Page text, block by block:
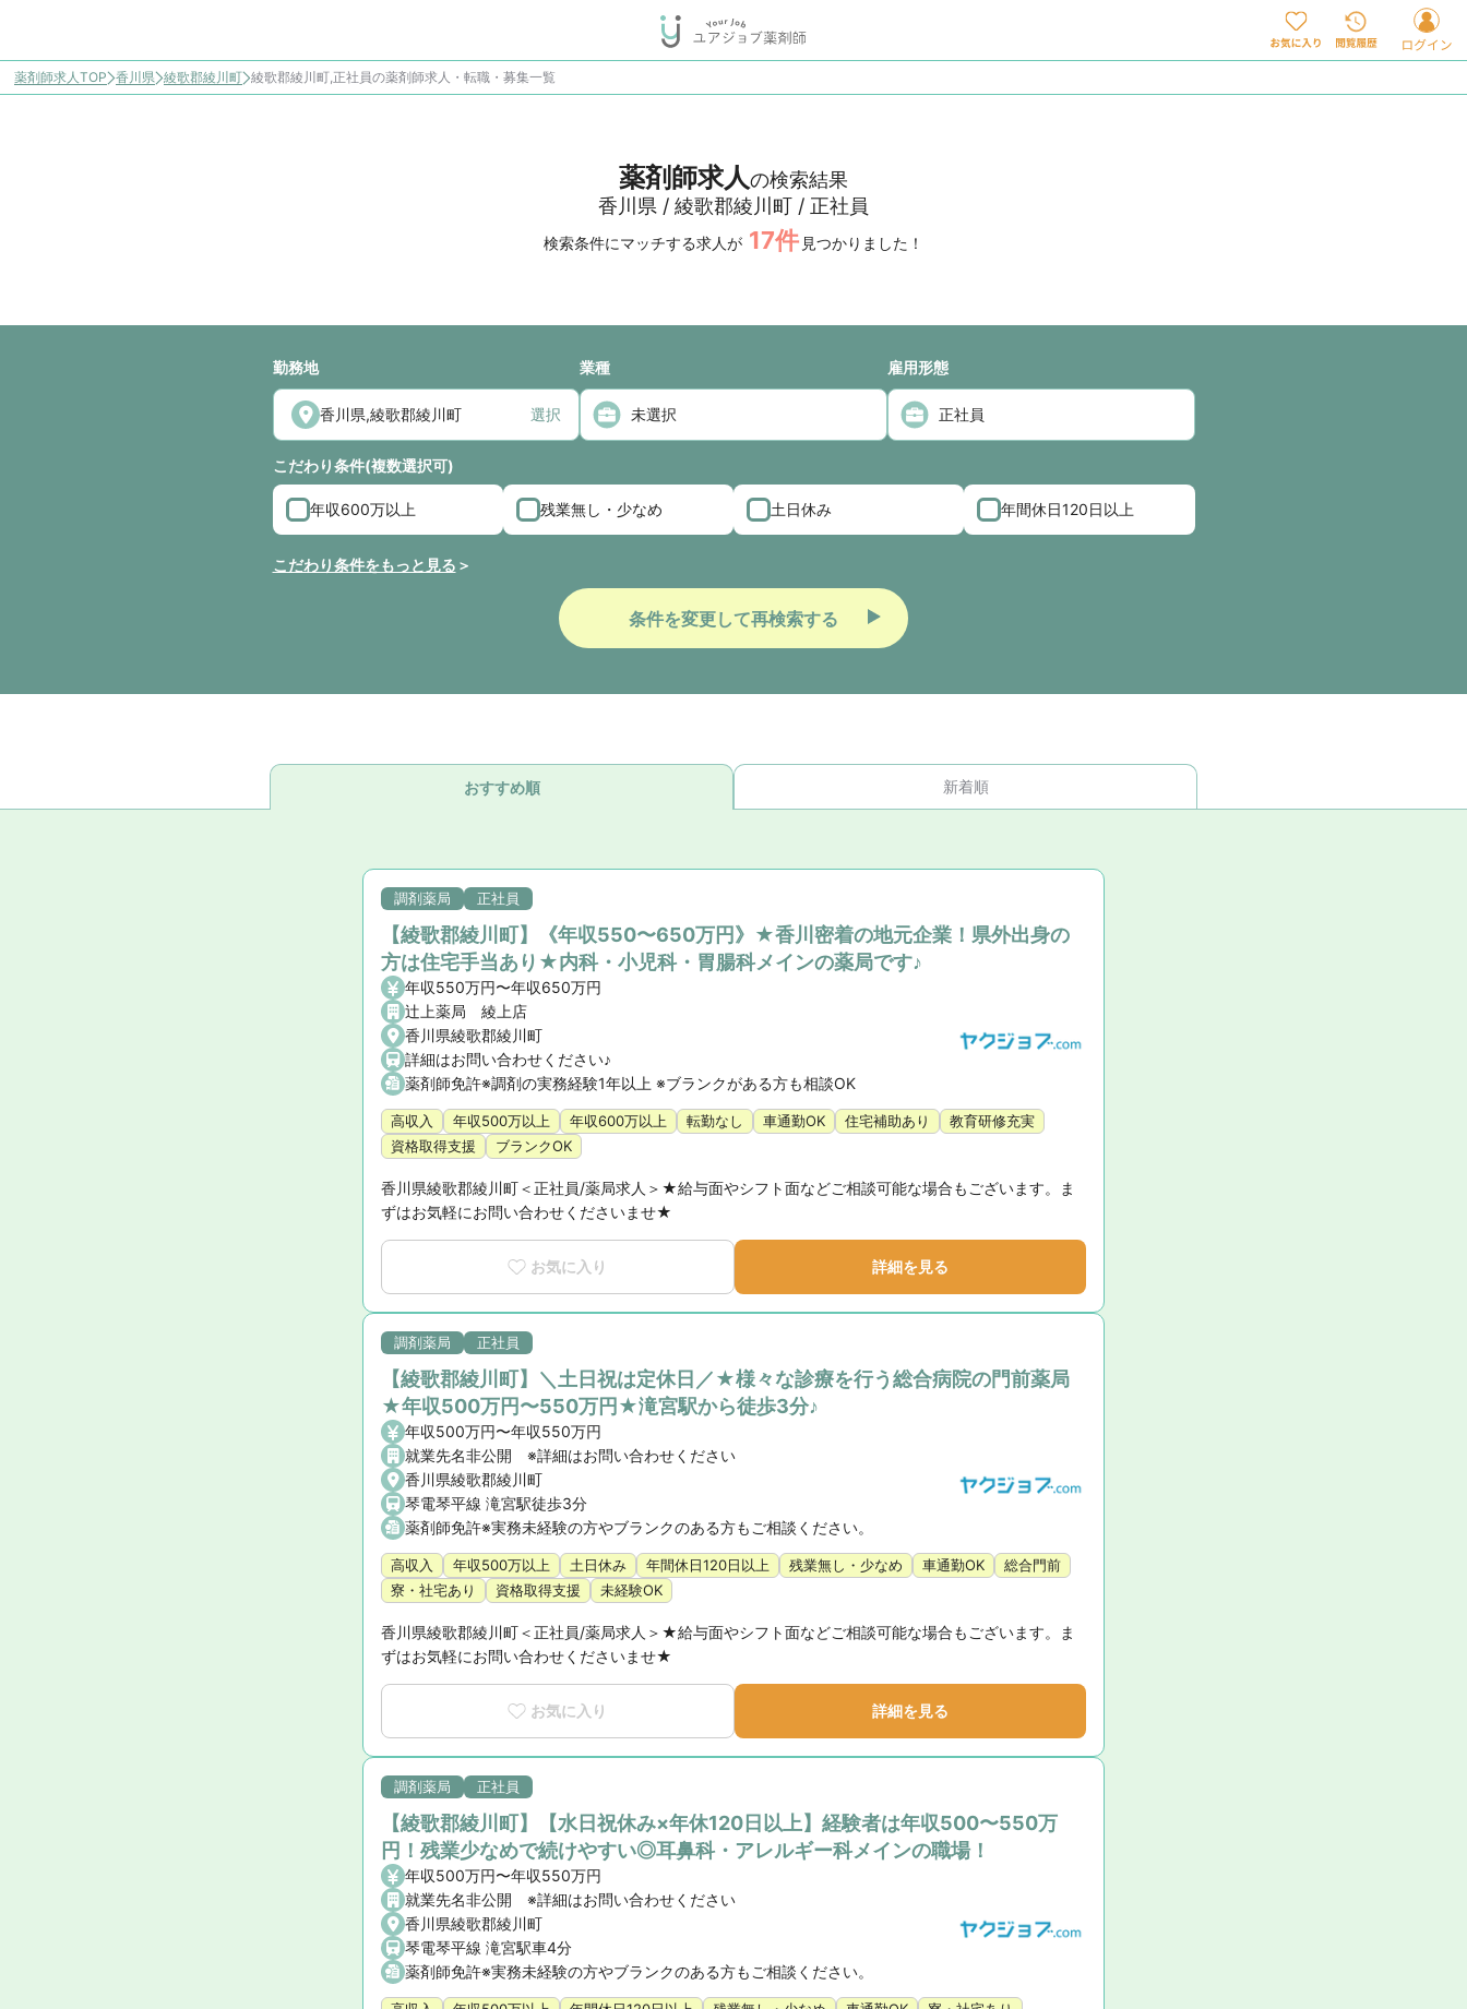
薬剤師求人TOP 香川県 綾歌郡綾川町 綾歌郡綾川町,正社員の薬剤師求人・転職・募集一覧
薬剤師求人の検索結果
香川県 / 綾歌郡綾川町 / 正社員
検索条件にマッチする求人が 17件 見つかりました！
勤務地
選択
業種 雇用形態
こだわり条件(複数選択可)
年収600万以上 残業無し・少なめ 土日休み 年間休日120日以上
こだわり条件をもっと見る
条件を変更して再検索する
おすすめ順 新着順
調剤薬局 正社員
【綾歌郡綾川町】《年収550〜650万円》★香川密着の地元企業！県外出身の
方は住宅手当あり★内科・小児科・胃腸科メインの薬局です♪
年収550万円〜年収650万円
辻上薬局 綾上店
香川県綾歌郡綾川町
詳細はお問い合わせください♪
薬剤師免許※調剤の実務経験1年以上 ※ブランクがある方も相談OK
高収入 年収500万以上 年収600万以上 転勤なし 車通勤OK 住宅補助あり
教育研修充実
資格取得支援
ブランクOK
香川県綾歌郡綾川町＜正社員/薬局求人＞★給与面やシフト面などご相談可能な場合もございます。ま
ずはお気軽にお問い合わせくださいませ★
お気に入り 詳細を見る
調剤薬局 正社員
【綾歌郡綾川町】＼土日祝は定休日／★様々な診療を行う総合病院の門前薬局
★年収500万円〜550万円★滝宮駅から徒歩3分♪
年収500万円〜年収550万円
就業先名非公開 ※詳細はお問い合わせください
香川県綾歌郡綾川町
琴電琴平線 滝宮駅徒歩3分
薬剤師免許※実務未経験の方やブランクのある方もご相談ください。
高収入 年収500万以上 土日休み 年間休日120日以上 残業無し・少なめ 車通勤OK
総合門前
寮・社宅あり
資格取得支援 未経験OK
香川県綾歌郡綾川町＜正社員/薬局求人＞★給与面やシフト面などご相談可能な場合もございます。ま
ずはお気軽にお問い合わせくださいませ★
お気に入り 詳細を見る
調剤薬局 正社員
【綾歌郡綾川町】【水日祝休み×年休120日以上】経験者は年収500〜550万
円！残業少なめで続けやすい◎耳鼻科・アレルギー科メインの職場！
年収500万円〜年収550万円
就業先名非公開 ※詳細はお問い合わせください
香川県綾歌郡綾川町
琴電琴平線 滝宮駅車4分
薬剤師免許※実務未経験の方やブランクのある方もご相談ください。